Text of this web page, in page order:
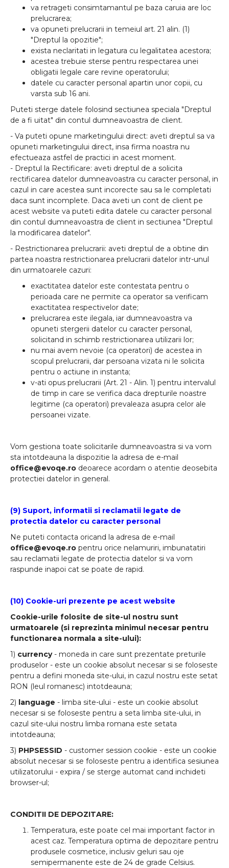
va retrageti consimtamantul pe baza caruia are loc
prelucrarea;
va opuneti prelucrarii in temeiul art. 21 alin. (1)
"Dreptul la opozitie";
exista neclaritati in legatura cu legalitatea acestora;
acestea trebuie sterse pentru respectarea unei
obligatii legale care revine operatorului;
datele cu caracter personal apartin unor copii, cu
varsta sub 16 ani.
Puteti sterge datele folosind sectiunea speciala "Dreptul
de a fi uitat" din contul dumneavoastra de client.
- Va puteti opune marketingului direct: aveti dreptul sa va
opuneti marketingului direct, insa firma noastra nu
efectueaza astfel de practici in acest moment.
- Dreptul la Rectificare: aveti dreptul de a solicita
rectificarea datelor dumneavoastra cu caracter personal, in
cazul in care acestea sunt incorecte sau sa le completati
daca sunt incomplete. Daca aveti un cont de client pe
acest website va puteti edita datele cu caracter personal
din contul dumneavoastra de client in sectiunea "Dreptul
la modificarea datelor".
- Restrictionarea prelucrarii: aveti dreptul de a obtine din
partea noastra restrictionarea prelucrarii datelor intr-unul
din urmatoarele cazuri:
exactitatea datelor este contestata pentru o
perioada care ne permite ca operator sa verificam
exactitatea respectivelor date;
prelucrarea este ilegala, iar dumneavoastra va
opuneti stergerii datelor cu caracter personal,
solicitand in schimb restrictionarea utilizarii lor;
nu mai avem nevoie (ca operatori) de acestea in
scopul prelucrarii, dar persoana vizata ni le solicita
pentru o actiune in instanta;
v-ati opus prelucrarii (Art. 21 - Alin. 1) pentru intervalul
de timp in care se verifica daca drepturile noastre
legitime (ca operatori) prevaleaza asupra celor ale
persoanei vizate.
Vom gestiona toate solicitarile dumneavoastra si va vom
sta intotdeauna la dispozitie la adresa de e-mail
office@evoqe.ro deoarece acordam o atentie deosebita
protectiei datelor in general.
(9) Suport, informatii si reclamatii legate de
protectia datelor cu caracter personal
Ne puteti contacta oricand la adresa de e-mail
office@evoqe.ro pentru orice nelamuriri, imbunatatiri
sau reclamatii legate de protectia datelor si va vom
raspunde inapoi cat se poate de rapid.
(10) Cookie-uri prezente pe acest website
Cookie-urile folosite de site-ul nostru sunt
urmatoarele (si reprezinta minimul necesar pentru
functionarea normala a site-ului):
1) currency- moneda in care sunt prezentate preturile
produselor - este un cookie absolut necesar si se foloseste
pentru a defini moneda site-ului, in cazul nostru este setat
RON (leul romanesc) intotdeauna;
2) language - limba site-ului - este un cookie absolut
necesar si se foloseste pentru a seta limba site-ului, in
cazul site-ului nostru limba romana este setata
intotdeauna;
3) PHPSESSID - customer session cookie - este un cookie
absolut necesar si se foloseste pentru a identifica sesiunea
utilizatorului - expira / se sterge automat cand inchideti
browser-ul;
CONDITII DE DEPOZITARE:
Temperatura, este poate cel mai important factor in
acest caz. Temperatura optima de depozitare pentru
produsele cosmetice, inclusiv geluri sau oje
semipermanente este de 24 de grade Celsius.